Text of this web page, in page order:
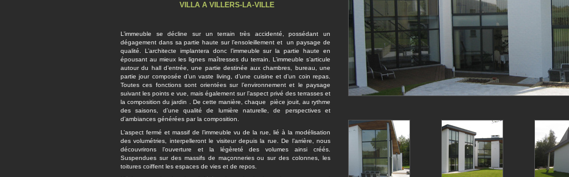
VILLA A VILLERS-LA-VILLE
L’immeuble se décline sur un terrain très accidenté, possédant un
dégagement dans sa partie haute sur l’ensoleillement et un paysage de
qualité. L’architecte implantera donc l’immeuble sur la partie haute en
épousant au mieux les lignes maîtresses du terrain. L’immeuble s’articule
autour du hall d’entrée, une partie destinée aux chambres, bureau, une
partie jour composée d’un vaste living, d’une cuisine et d’un coin repas.
Toutes ces fonctions sont orientées sur l’environnement et le paysage
suivant les points e vue, mais également sur l’aspect privé des terrasses et
la composition du jardin . De cette manière, chaque pièce jouit, au rythme
des saisons, d’une qualité de lumière naturelle, de perspectives et
d’ambiances générées par la composition.
L’aspect fermé et massif de l’immeuble vu de la rue, lié à la modélisation
des volumétries, interpelleront le visiteur depuis la rue. De l’arrière, nous
découvrirons l’ouverture et la légèreté des volumes ainsi créés.
Suspendues sur des massifs de maçonneries ou sur des colonnes, les
toitures coiffent les espaces de vies et de repos.